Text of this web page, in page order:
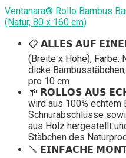
Ventanara® Rollo Bambus
(Natur, 80 x 160 cm)
📋 𝗔𝗟𝗟𝗘𝗦 𝗔𝗨𝗙
(Breite x Höhe), Farbe:
dicke
pro 10 cm
🌱 𝗥𝗢𝗟𝗟𝗢𝗦 𝗔𝗨𝗦
wird aus 100% echtem
Schnurabschlüsse
aus Holz hergestellt
Stäbchen des
🪛 𝗘𝗜𝗡𝗙𝗔𝗖𝗛𝗘